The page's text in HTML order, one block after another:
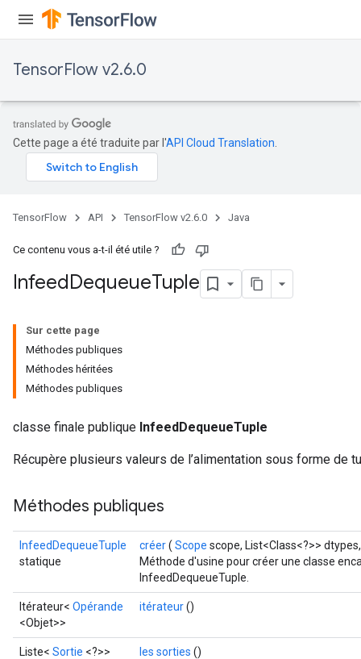
TensorFlow v2.6.0
Cette page a été traduite par l'API Cloud Translation
TensorFlow API TensorFlow v2.6.0 Java
Ce contenu vous a-t-il été utile ?
InfeedDequeueTuple
Sur cette page
Méthodes publiques
Méthodes héritées
Méthodes publiques
classe finale publique InfeedDequeueTuple
Récupère plusieurs valeurs de l’alimentation sous forme de
Méthodes publiques
InfeedDequeueTuple
statique
créer( Scope scope, List<Class<?>>
Méthode d'usine pour créer une classe
InfeedDequeueTuple.
Itérateur< Opérande
<Objet>>
itérateur()
Liste< Sortie <?>> les sorties ()